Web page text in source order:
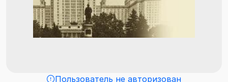
Пользователь не авторизован